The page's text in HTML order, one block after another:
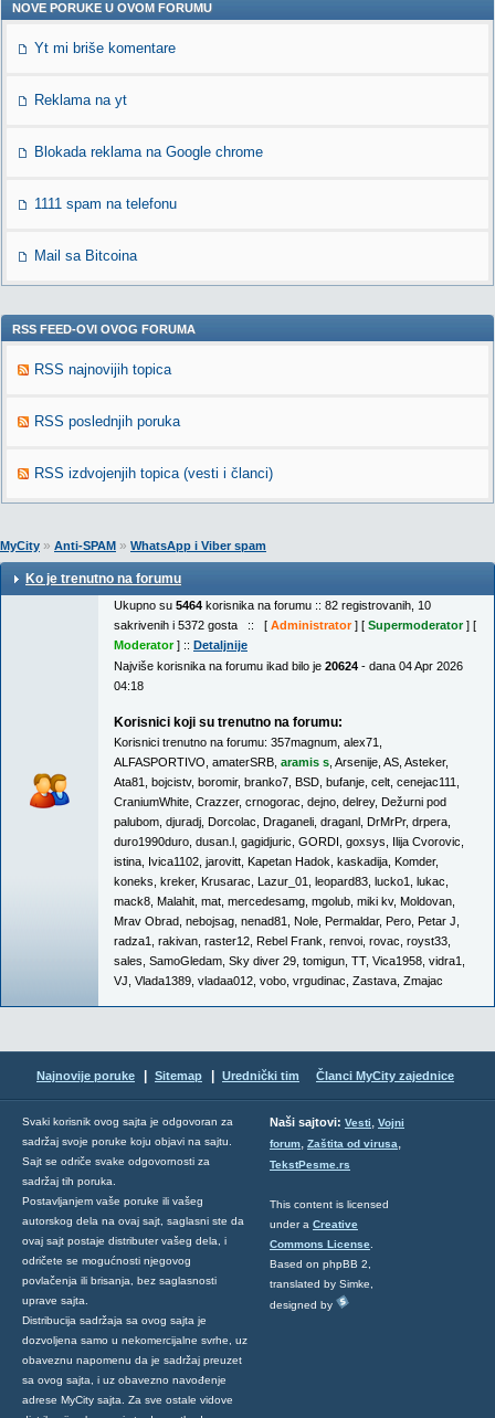
NOVE PORUKE U OVOM FORUMU
Yt mi briše komentare
Reklama na yt
Blokada reklama na Google chrome
1111 spam na telefonu
Mail sa Bitcoina
RSS FEED-OVI OVOG FORUMA
RSS najnovijih topica
RSS poslednjih poruka
RSS izdvojenjih topica (vesti i članci)
MyCity » Anti-SPAM » WhatsApp i Viber spam
Ko je trenutno na forumu
Ukupno su 5464 korisnika na forumu :: 82 registrovanih, 10
sakrivenih i 5372 gosta :: [ Administrator] [ Supermoderator] [
Moderator] :: Detaljnije
Najviše korisnika na forumu ikad bilo je 20624 - dana 04 Apr 2026
04:18
Korisnici koji su trenutno na forumu:
Korisnici trenutno na forumu: 357magnum alex71
ALFASPORTIVO amaterSRB aramis s Arsenije AS Asteker,
Ata81
bojcistv, boromir, branko7 BSD bufanje celt cenejac111
CraniumWhite Crazzer, crnogorac dejno delrey, Dežurni pod
palubom djuradj Dorcolac Draganeli draganl DrMrPr, drpera
duro1990duro dusan.l gagidjuric GORDI goxsys Ilija Cvorovic
istina Ivica1102 jarovitt Kapetan Hadok kaskadija Komder,
koneks kreker, Krusarac Lazur_01 leopard83 lucko1 lukac
mack8 Malahit mat mercedesamg mgolub miki kv, Moldovan
Mrav Obrad nebojsag nenad81 Nole Permaldar, Pero Petar J
radza1
rakivan raster12 Rebel Frank renvoi rovac royst33
sales SamoGledam Sky diver 29 tomigun TT, Vica1958 vidra1
VJ Vlada1389 vladaa012 vobo vrgudinac Zastava Zmajac
Najnovije poruke Sitemap Urednički tim Članci MyCity zajednice
Svaki korisnik ovog sajta je odgovoran za
sadržaj svoje poruke koju objavi na sajtu.
Sajt se odriče svake odgovornosti za
sadržaj tih poruka.
Postavljanjem vaše poruke ili vašeg
autorskog dela na ovaj sajt, saglasni ste da
ovaj sajt postaje distributer vašeg dela, i
odričete se mogućnosti njegovog
povlačenja ili brisanja, bez saglasnosti
uprave sajta.
Distribucija sadržaja sa ovog sajta je
dozvoljena samo u nekomercijalne svrhe, uz
obaveznu napomenu da je sadržaj preuzet
sa ovog sajta, i uz obavezno navođenje
adrese MyCity sajta. Za sve ostale vidove
Naši sajtovi: Vesti, Vojni
forum, Zaštita od virusa,
TekstPesme.rs
This content is licensed
under a Creative
Commons License
Based on phpBB 2,
translated by Simke,
designed by